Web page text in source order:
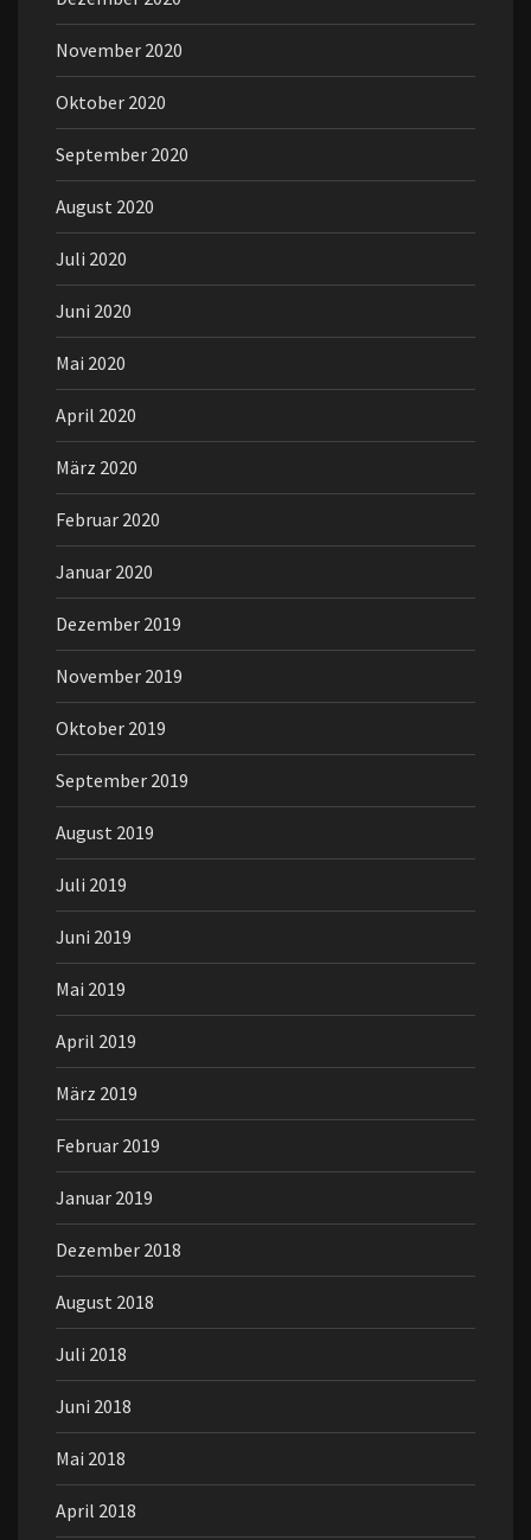
November 2020
Oktober 2020
September 2020
August 2020
Juli 2020
Juni 2020
Mai 2020
April 2020
März 2020
Februar 2020
Januar 2020
Dezember 2019
November 2019
Oktober 2019
September 2019
August 2019
Juli 2019
Juni 2019
Mai 2019
April 2019
März 2019
Februar 2019
Januar 2019
Dezember 2018
August 2018
Juli 2018
Juni 2018
Mai 2018
April 2018